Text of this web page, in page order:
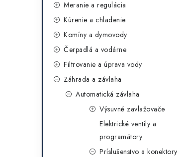
Meranie a regulácia
Kúrenie a chladenie
Komíny a dymovody
Čerpadlá a vodárne
Filtrovanie a úprava vody
Záhrada a závlaha
Automatická závlaha
Výsuvné zavlažovače
Elektrické ventily a
programátory
Príslušenstvo a konektory